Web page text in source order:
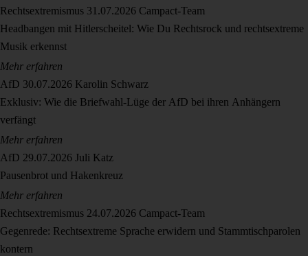
Rechtsextremismus 31.07.2026 Campact-Team
Headbangen mit Hitlerscheitel: Wie Du Rechtsrock und rechtsextreme
Musik erkennst
Mehr erfahren
AfD 30.07.2026 Karolin Schwarz
Exklusiv: Wie die Briefwahl-Lüge der AfD bei ihren Anhängern
verfängt
Mehr erfahren
AfD 29.07.2026 Juli Katz
Pausenbrot und Hakenkreuz
Mehr erfahren
Rechtsextremismus 24.07.2026 Campact-Team
Gegenrede: Rechtsextreme Sprache erwidern und Stammtischparolen
kontern